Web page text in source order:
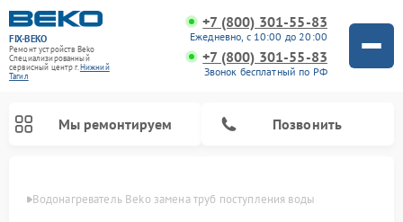
FIX-BEKO
Ремонт устройств Beko
Специализированный
cервисный центр г.Нижний
Тагил
+7 (800) 301-55-83
Ежедневно, с 10:00 до 20:00
+7 (800) 301-55-83
Звонок бесплатный по РФ
Мы ремонтируем Позвонить
Водонагреватель Beko замена труб поступления воды